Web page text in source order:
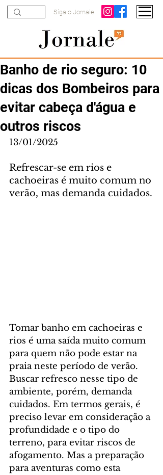
Siga o Jornale
Banho de rio seguro: 10
dicas dos Bombeiros para
evitar cabeça d'água e
outros riscos
13/01/2025
Refrescar-se em rios e
cachoeiras é muito comum no
verão, mas demanda cuidados.
Tomar banho em cachoeiras e
rios é uma saída muito comum
para quem não pode estar na
praia neste período de verão.
Buscar refresco nesse tipo de
ambiente, porém, demanda
cuidados. Em termos gerais, é
preciso levar em consideração a
profundidade e o tipo do
terreno, para evitar riscos de
afogamento. Mas a preparação
para aventuras como esta